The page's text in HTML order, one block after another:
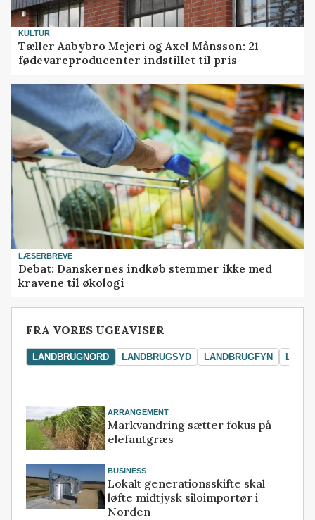
KULTUR
Tæller Aabybro Mejeri og Axel Månsson: 21
fødevareproducenter indstillet til pris
LÆSERBREVE
Debat: Danskernes indkøb stemmer ikke med
kravene til økologi
FRA VORES UGEAVISER
LANDBRUGNORD LANDBRUGSYD LANDBRUGFYN
ARRANGEMENT
Markvandring sætter fokus på
elefantgræs
BUSINESS
Lokalt generationsskifte skal
løfte midtjysk siloimportør i
Norden